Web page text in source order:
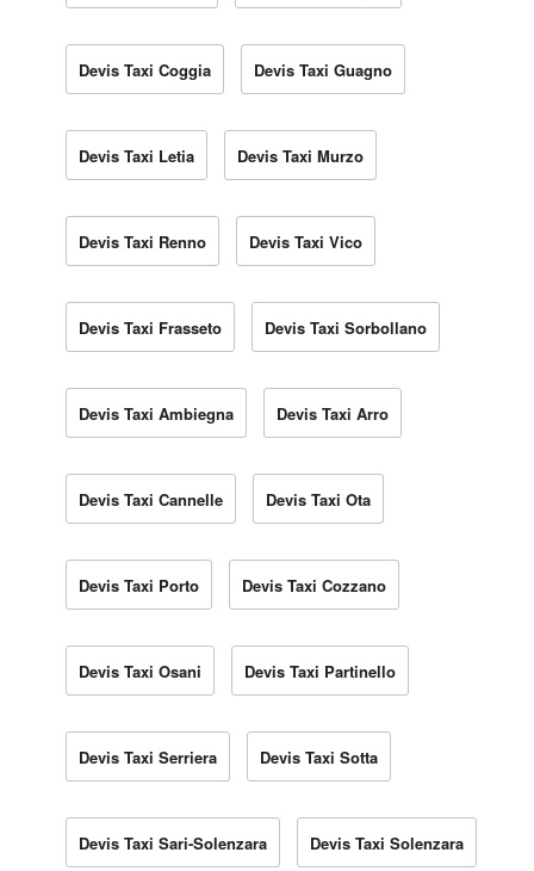
Devis Taxi Coggia Devis Taxi Guagno
Devis Taxi Letia Devis Taxi Murzo
Devis Taxi Renno Devis Taxi Vico
Devis Taxi Frasseto Devis Taxi Sorbollano
Devis Taxi Ambiegna Devis Taxi Arro
Devis Taxi Cannelle Devis Taxi Ota
Devis Taxi Porto Devis Taxi Cozzano
Devis Taxi Osani Devis Taxi Partinello
Devis Taxi Serriera Devis Taxi Sotta
Devis Taxi Sari-Solenzara Devis Taxi Solenzara